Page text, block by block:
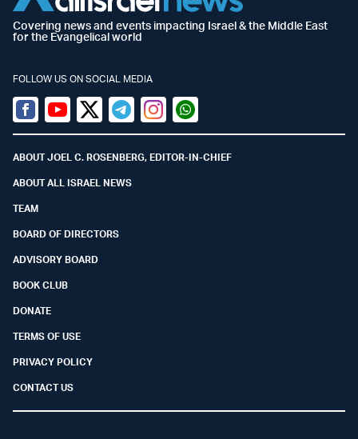
Covering news and events impacting Israel & the Middle East
for the Evangelical world
FOLLOW US ON SOCIAL MEDIA
Facebook
YoutubeTwitter (X)
TelegramInstagramWhatsapp
ABOUT JOEL C. ROSENBERG, EDITOR-IN-CHIEF
ABOUT ALL ISRAEL NEWS
TEAM
BOARD OF DIRECTORS
ADVISORY BOARD
BOOK CLUB
DONATE
TERMS OF USE
PRIVACY POLICY
CONTACT US